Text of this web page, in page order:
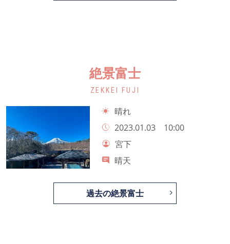
絶景富士
ZEKKEI FUJI
晴れ
2023.01.03 10:00
宮下
晴天
過去の絶景富士